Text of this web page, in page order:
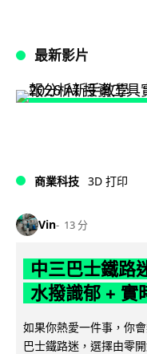
最新影片
商業科技 3D 打印
Vin 13 分
中三巴士鐵路
水撥識郁 + 實
如果你熱愛一件事，你
巴士鐵路迷，選擇由零